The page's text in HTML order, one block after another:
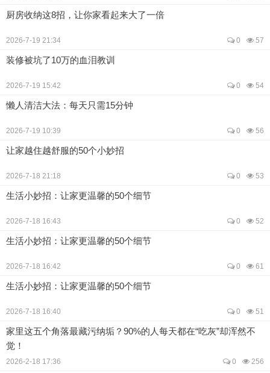
厨房收纳这8招，让你家看起来大了一倍
2026-7-19 21:34 0 57
装修被坑了10万的血泪教训
2026-7-19 15:42 0 54
懒人清洁大法：每天只需15分钟
2026-7-19 10:39 0 56
让家越住越舒服的50个小妙招
2026-7-18 21:18 0 53
生活小妙招：让家更温馨的50个细节
2026-7-18 16:43 0 52
生活小妙招：让家更温馨的50个细节
2026-7-18 16:42 0 61
生活小妙招：让家更温馨的50个细节
2026-7-18 16:40 0 51
家里这五个角落最藏污纳垢？90%的人每天都在“吃灰”却浑然不
觉！
2026-2-18 17:36 0 256